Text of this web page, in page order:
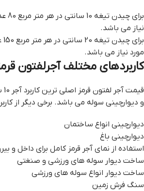
نیاز می باشد.
مورد نیاز می باشد.
کاربردهای مختلف آجرلفتون
و دیوارچینی سوله می باشد. برخی دیگر از
دیوارچینی انواع ساختمان
دیوارچینی باغ
استفاده از نمای آجر قرمز کامل برای داخل و
ساخت دیوار سوله های ورزشی و صنغتی
ساخت دیوار انواع سوله های ورزشی
سنگ فرش زمین